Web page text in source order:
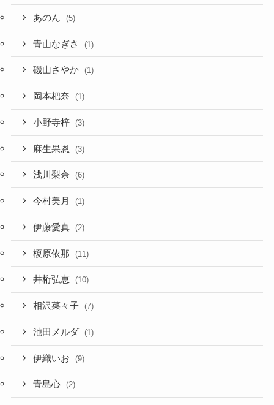
あのん (5)
青山なぎさ (1)
磯山さやか (1)
岡本杷奈 (1)
小野寺梓 (3)
麻生果恩 (3)
浅川梨奈 (6)
今村美月 (1)
伊藤愛真 (2)
榎原依那 (11)
井桁弘恵 (10)
相沢菜々子 (7)
池田メルダ (1)
伊織いお (9)
青島心 (2)